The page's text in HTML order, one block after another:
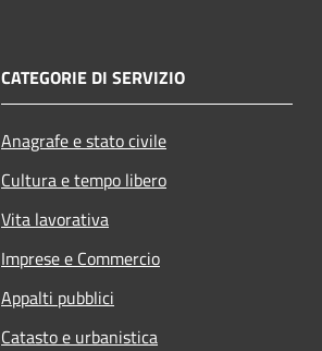
CATEGORIE DI SERVIZIO
Anagrafe e stato civile
Cultura e tempo libero
Vita lavorativa
Imprese e Commercio
Appalti pubblici
Catasto e urbanistica